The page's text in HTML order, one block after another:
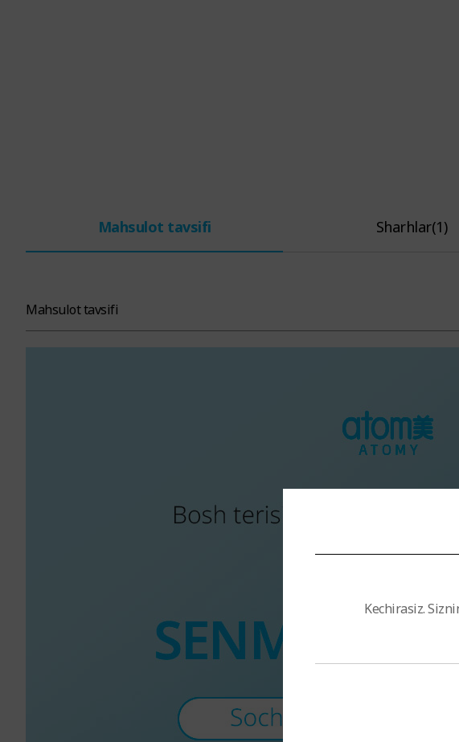
Mahsulot tavsifi Sharhlar(1)
Mahsulot tavsifi
Kechirasiz.